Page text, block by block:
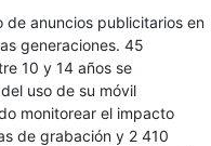
anuncios publicitarios en
generaciones. 45
10 y 14 años se
uso de su móvil
monitorear el impacto
de grabación y 2 410